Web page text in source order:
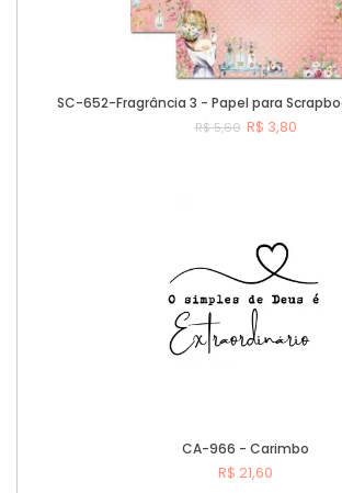
SC-652-Fragrância 3 - Papel para
R$ 5,60 R$ 3,80
CA-966 - Carimbo
R$ 21,60